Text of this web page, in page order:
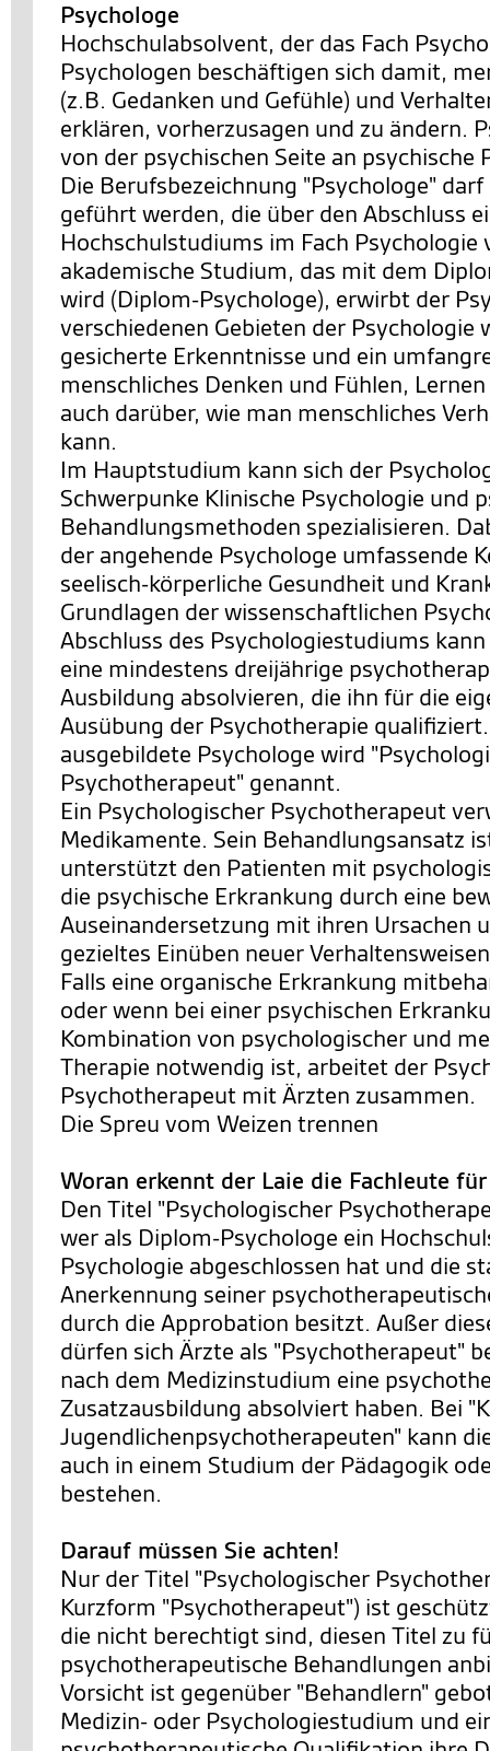
Psychologe
Hochschulabsolvent, der das Fach
Psychologen beschäftigen sich damit,
(z.B. Gedanken und Gefühle) und
erklären, vorherzusagen und zu ändern.
von der psychischen Seite an psychische
Die Berufsbezeichnung "Psychologe"
geführt werden, die über den Abschluss
Hochschulstudiums im Fach Psychologie
akademische Studium, das mit dem
wird (Diplom-Psychologe), erwirbt der
verschiedenen Gebieten der Psychologie
gesicherte Erkenntnisse und ein
menschliches Denken und Fühlen,
auch darüber, wie man menschliches
kann.
Im Hauptstudium kann sich der
Schwerpunke Klinische Psychologie und
Behandlungsmethoden spezialisieren.
der angehende Psychologe umfassende
seelisch-körperliche Gesundheit und
Grundlagen der wissenschaftlichen
Abschluss des Psychologiestudiums
eine mindestens dreijährige
Ausbildung absolvieren, die ihn für die
Ausübung der Psychotherapie
ausgebildete Psychologe wird
Psychotherapeut" genannt.
Ein Psychologischer Psychotherapeut
Medikamente. Sein Behandlungsansatz
unterstützt den Patienten mit
die psychische Erkrankung durch eine
Auseinandersetzung mit ihren Ursachen
gezieltes Einüben neuer
Falls eine organische Erkrankung
oder wenn bei einer psychischen
Kombination von psychologischer und
Therapie notwendig ist, arbeitet der
Psychotherapeut mit Ärzten zusammen.
Die Spreu vom Weizen trennen
Woran erkennt der Laie die Fachleute
Den Titel "Psychologischer
wer als Diplom-Psychologe ein
Psychologie abgeschlossen hat und die
Anerkennung seiner
durch die Approbation besitzt. Außer
dürfen sich Ärzte als "Psychotherapeut"
nach dem Medizinstudium eine
Zusatzausbildung absolviert haben. Bei
Jugendlichenpsychotherapeuten" kann
auch in einem Studium der Pädagogik
bestehen.
Darauf müssen Sie achten!
Nur der Titel "Psychologischer
Kurzform "Psychotherapeut") ist
die nicht berechtigt sind, diesen Titel zu
psychotherapeutische Behandlungen
Vorsicht ist gegenüber "Behandlern"
Medizin- oder Psychologiestudium und